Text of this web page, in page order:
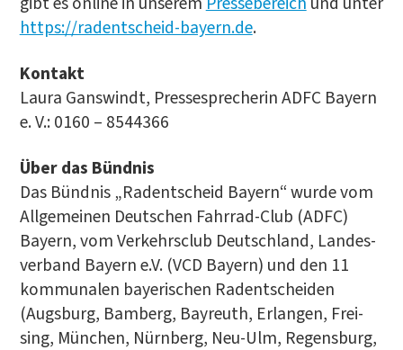
https://radentscheid-bayern.de.
Kon­takt
Lau­ra Gans­windt, Pres­se­spre­che­rin ADFC Bay­ern
e. V.: 0160 – 8544366
Über das Bünd­nis
Das Bünd­nis „Radent­scheid Bay­ern“ wur­de vom
All­ge­mei­nen Deut­schen Fahr­rad-Club (ADFC)
Bay­ern, vom Ver­kehrs­club Deutsch­land, Lan­des­
ver­band Bay­ern e.V. (VCD Bay­ern) und den 11
kom­mu­na­len baye­ri­schen Radent­schei­den
(Augs­burg, Bam­berg, Bay­reuth, Erlan­gen, Frei­
sing, Mün­chen, Nürn­berg, Neu-Ulm, Regens­burg,